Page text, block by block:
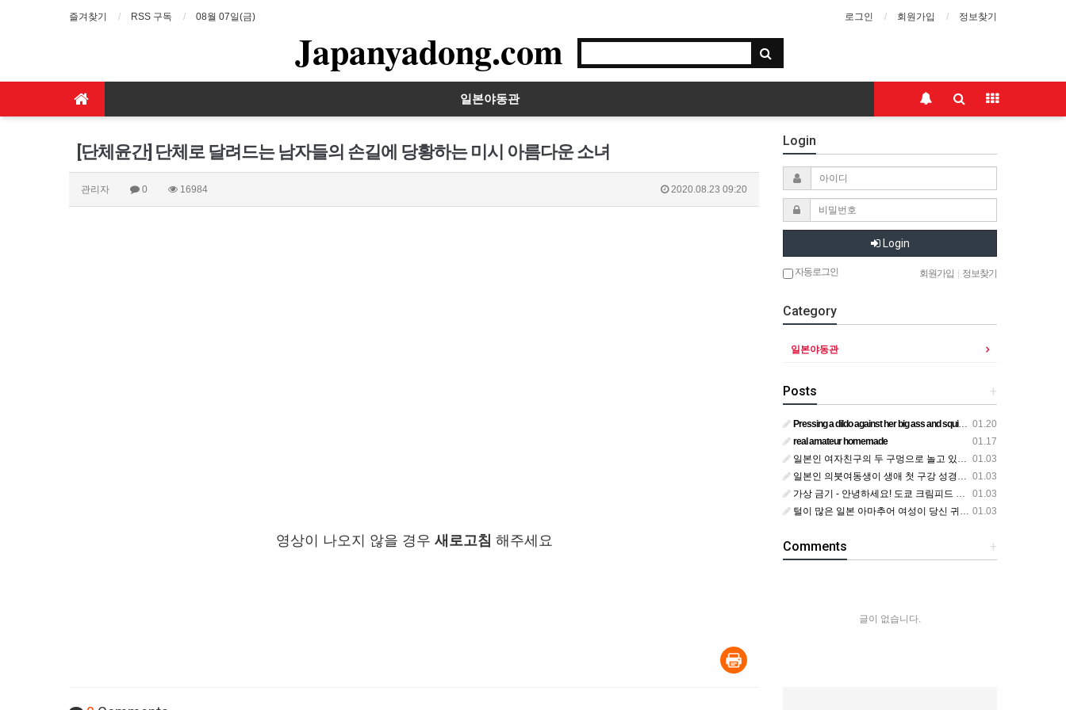
즐겨찾기 RSS 구독 08월 07일(금) 로그인 회원가입 정보찾기
Japanyadong.com
일본야동관
[단체윤간] 단체로 달려드는 남자들의 손길에 당황하는 미시 아름다운 소녀
관리자 0 16984 2020.08.23 09:20
영상이 나오지 않을 경우 새로고침 해주세요
Login
Login
자동로그인 회원가입 정보찾기
Category
일본야동관
+
Posts
01.20
Pressing a dildo against her big ass and squirting from below
01.17
real amateur homemade
01.03
일본인 여자친구의 두 구멍으로 놀고 있어요
01.03
일본인 의붓여동생이 생애 첫 구강 성경험을 공개하다
01.03
가상 금기 - 안녕하세요! 도쿄 크림피드 시엘에서
01.03
털이 많은 일본 아마추어 여성이 당신 귀에 대고 신음하며 자위합니다. 그녀가 오르가즘에 도달하는 모습을 보세요?
+
Comments
글이 없습니다.